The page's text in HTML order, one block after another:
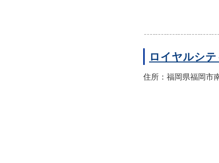
ロイヤルシ
住所：福岡県福岡市